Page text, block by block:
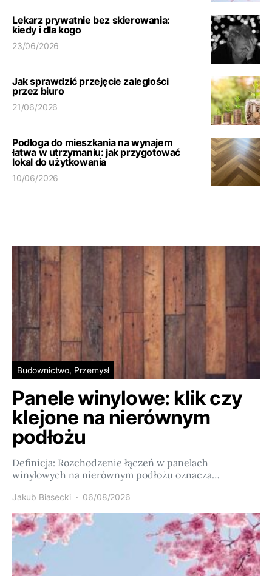
Lekarz prywatnie bez skierowania:
kiedy i dla kogo
23/06/2026
Jak sprawdzić przejęcie zaległości
przez biuro
21/06/2026
Podłoga do mieszkania na wynajem
łatwa w utrzymaniu: jak przygotować
lokal do użytkowania
10/06/2026
Budownictwo, Przemysł
Panele winylowe: klik czy
klejone na nierównym
podłożu
Definicja: Rozchodzenie łączeń w panelach
winylowych na nierównym podłożu oznacza…
Jakub Biasecki 06/08/2026